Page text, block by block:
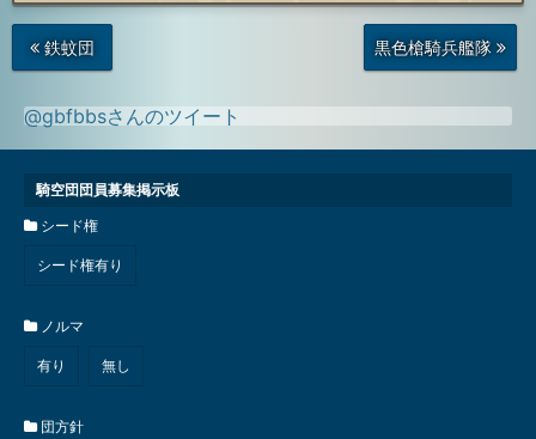
次
の
投
鉄蚊団
前
の
投
黒色槍騎兵艦隊
@gbfbbsさんのツイート
騎空団団員募集掲示板
シード権
シード権有り
ノルマ
有り 無し
団方針